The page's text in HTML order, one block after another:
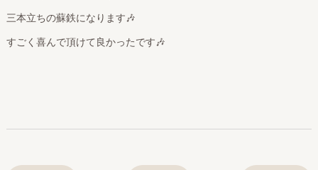
三本立ちの蘇鉄になります🎶
すごく喜んで頂けて良かったです🎶